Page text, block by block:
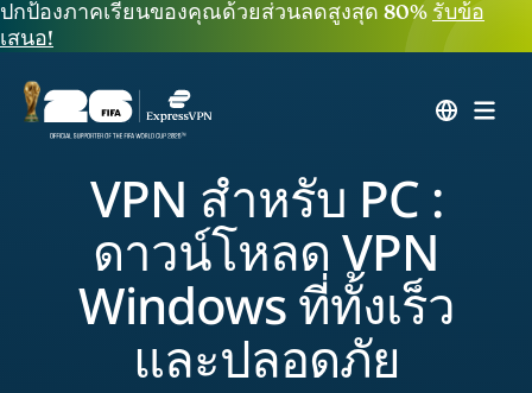
ปกป้องภาคเรียนของคุณด้วยส่วนลดสูงสุด 80% รับข้อ
เสนอ!
VPN สำหรับ PC :
ดาวน์โหลด VPN
Windows ที่ทั้งเร็ว
และปลอดภัย